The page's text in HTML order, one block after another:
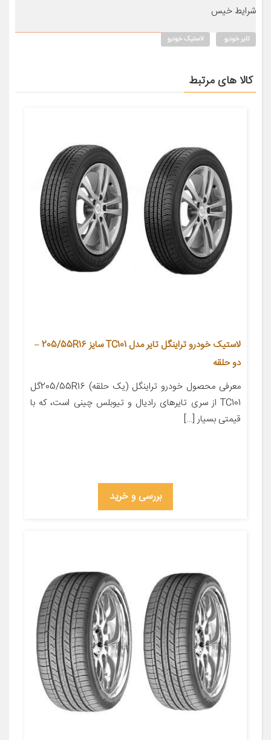
شرایط خیس
تایر خودرو لاستیک خودرو
کالا های مرتبط
لاستیک خودرو تراینگل تایر مدل TC101 سایز 205/55R16 –
دو حلقه
معرفی محصول خودرو تراینگل (یک حلقه) 205/55R16گل
TC101 از سری تایرهای رادیال و تیوبلس چینی است، که با
قیمتی بسیار […]
بررسی و خرید